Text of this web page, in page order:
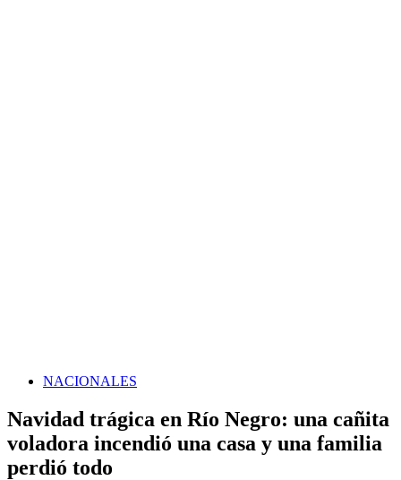
NACIONALES
Navidad trágica en Río Negro: una cañita
voladora incendió una casa y una familia
perdió todo